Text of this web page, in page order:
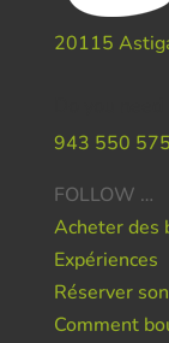
20115
943 550 575
FOLLOW …
Acheter des
Expériences
Réserver
Comment